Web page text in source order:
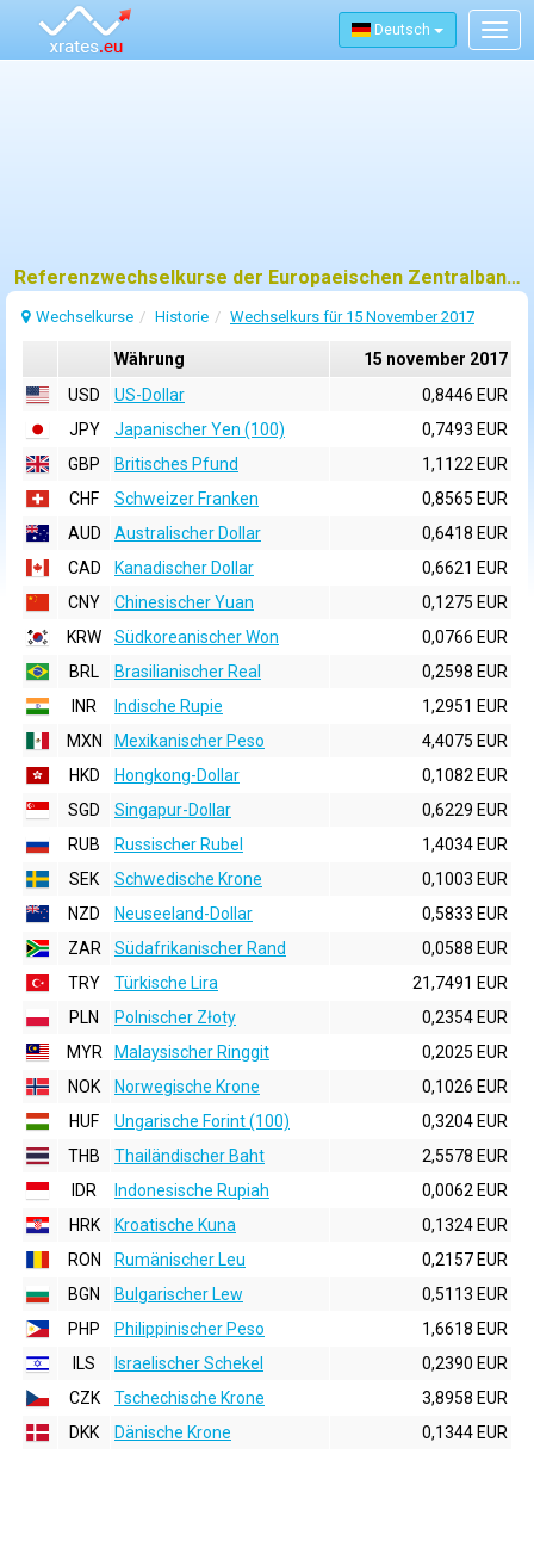
Deutsch
Referenzwechselkurse der Europaeischen Zentralbank (EZB) fuer 15 november 2017
Wechselkurse Historie Wechselkurs für 15 November 2017
Währung
15 november 2017
USD
US-Dollar
0,8446 EUR
JPY
Japanischer Yen (100)
0,7493 EUR
GBP
Britisches Pfund
1,1122 EUR
CHF
Schweizer Franken
0,8565 EUR
AUD
Australischer Dollar
0,6418 EUR
CAD
Kanadischer Dollar
0,6621 EUR
CNY
Chinesischer Yuan
0,1275 EUR
KRW
Südkoreanischer Won
0,0766 EUR
BRL
Brasilianischer Real
0,2598 EUR
INR
Indische Rupie
1,2951 EUR
MXN
Mexikanischer Peso
4,4075 EUR
HKD
Hongkong-Dollar
0,1082 EUR
SGD
Singapur-Dollar
0,6229 EUR
RUB
Russischer Rubel
1,4034 EUR
SEK
Schwedische Krone
0,1003 EUR
NZD
Neuseeland-Dollar
0,5833 EUR
ZAR
Südafrikanischer Rand
0,0588 EUR
TRY
Türkische Lira
21,7491 EUR
PLN
Polnischer Złoty
0,2354 EUR
MYR
Malaysischer Ringgit
0,2025 EUR
NOK
Norwegische Krone
0,1026 EUR
HUF
Ungarische Forint (100)
0,3204 EUR
THB
Thailändischer Baht
2,5578 EUR
IDR
Indonesische Rupiah
0,0062 EUR
HRK
Kroatische Kuna
0,1324 EUR
RON
Rumänischer Leu
0,2157 EUR
BGN
Bulgarischer Lew
0,5113 EUR
PHP
Philippinischer Peso
1,6618 EUR
ILS
Israelischer Schekel
0,2390 EUR
CZK
Tschechische Krone
3,8958 EUR
DKK
Dänische Krone 0,1344 EUR